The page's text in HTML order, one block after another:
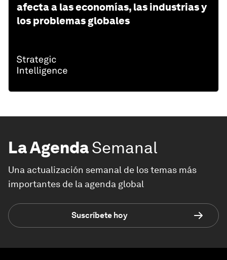
afecta a las economías, las industrias y
los problemas globales
La AgendaSemanal
Una actualización semanal de los temas más
importantes de la agenda global
Suscríbete hoy